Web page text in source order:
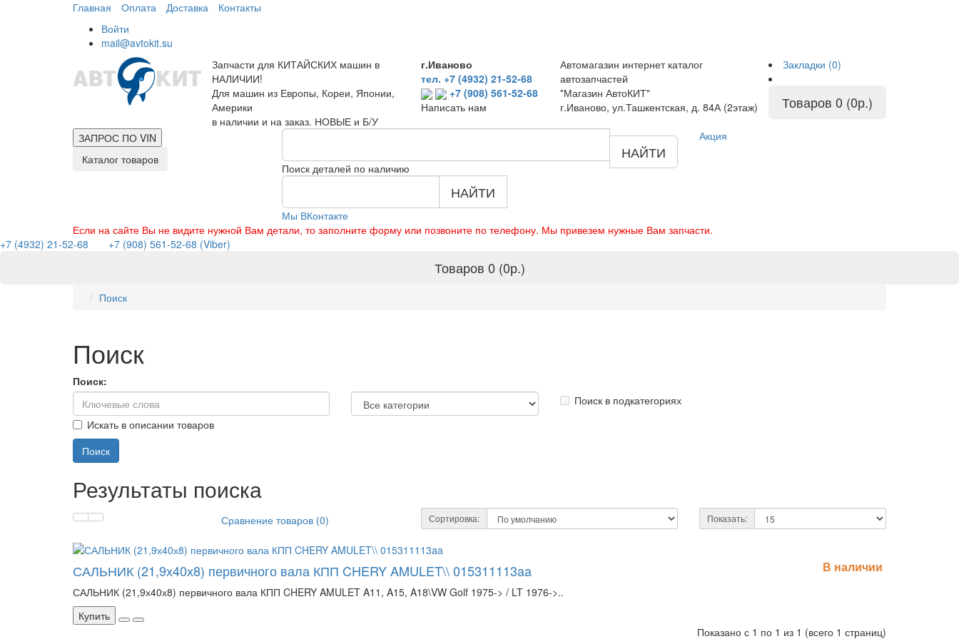
Главная Оплата Доставка
Контакты
Войти
mail@avtokit.su
Запчасти для КИТАЙСКИХ машин в
НАЛИЧИИ!
Для машин из Европы, Кореи, Японии,
Америки
в наличии и на заказ. НОВЫЕ и Б/У
г.Иваново
тел. +7 (4932) 21-52-68
+7 (908) 561-52-68
Написать нам
Автомагазин интернет каталог
автозапчастей
"Магазин АвтоКИТ"
г.Иваново, ул.Ташкентская, д. 84А (2этаж)
Закладки (0)
Товаров 0 (0р.)
ЗАПРОС ПО VIN
Каталог товаров
Поиск деталей по наличию
НАЙТИ
НАЙТИ
Мы ВКонтакте
Акция
Если на сайте Вы не видите нужной Вам детали, то заполните форму или позвоните по телефону. Мы привезем нужные Вам запчасти.
+7 (4932) 21-52-68
+7 (908) 561-52-68 (Viber)
Товаров 0 (0р.)
Поиск
Поиск
Поиск:
Поиск в подкатегориях
Искать в описании товаров
Результаты поиска
Сравнение товаров (0) Сортировка: Показать:
САЛЬНИК (21,9х40х8) первичного вала КПП CHERY AMULET\\ 015311113aa
САЛЬНИК (21,9х40х8) первичного вала КПП CHERY AMULET A11, A15, A18\VW Golf 1975-> / LT 1976->..
В наличии
Купить
Показано с 1 по 1 из 1 (всего 1 страниц)